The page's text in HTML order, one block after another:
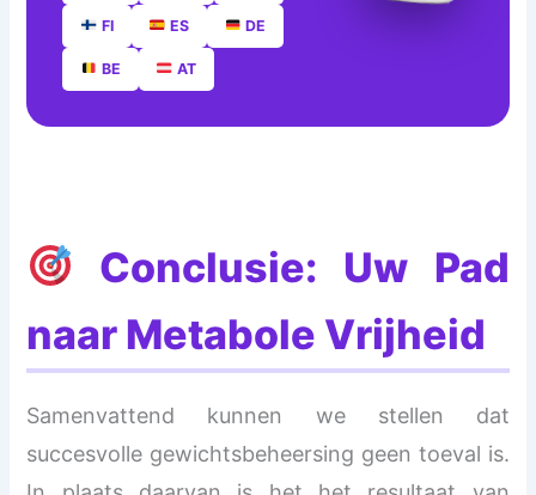
FI ES DE
BE AT
Conclusie: Uw Pad
naar Metabole Vrijheid
Samenvattend kunnen we stellen dat
succesvolle gewichtsbeheersing geen toeval is.